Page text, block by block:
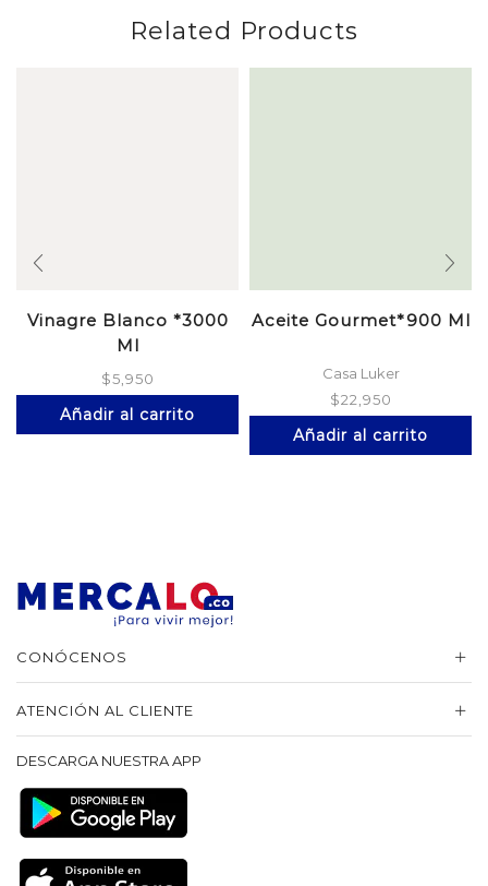
Related Products
Vinagre Blanco *3000
Ml
$5,950
Añadir al carrito
Aceite Gourmet*900 Ml
Casa Luker
$22,950
Añadir al carrito
CONÓCENOS
ATENCIÓN AL CLIENTE
DESCARGA NUESTRA APP